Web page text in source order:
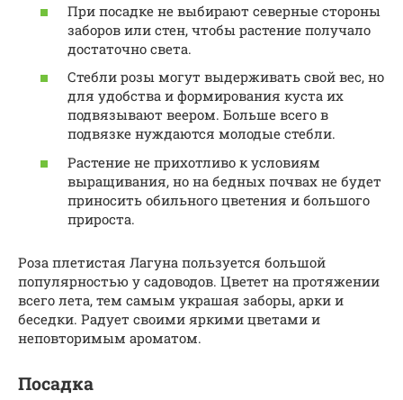
При посадке не выбирают северные стороны
заборов или стен, чтобы растение получало
достаточно света.
Стебли розы могут выдерживать свой вес, но
для удобства и формирования куста их
подвязывают веером. Больше всего в
подвязке нуждаются молодые стебли.
Растение не прихотливо к условиям
выращивания, но на бедных почвах не будет
приносить обильного цветения и большого
прироста.
Роза плетистая Лагуна пользуется большой
популярностью у садоводов. Цветет на протяжении
всего лета, тем самым украшая заборы, арки и
беседки. Радует своими яркими цветами и
неповторимым ароматом.
Посадка